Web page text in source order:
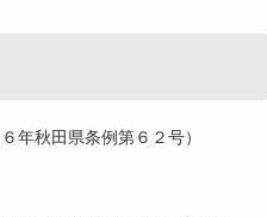
年秋田県条例第６２号）